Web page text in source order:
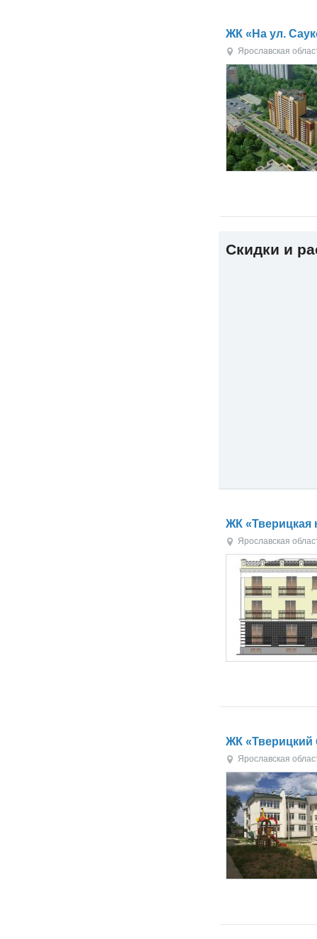
ЖК «На ул.
Ярославская
Скидки и
ЖК «Тверицкая
Ярославская
ЖК «Тверицкий
Ярославская